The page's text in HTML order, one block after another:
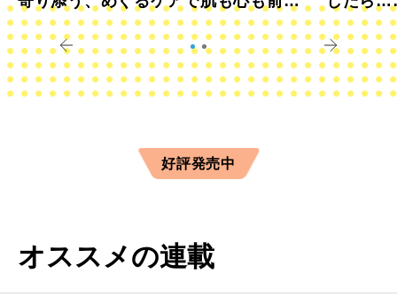
きに
すか？
好評発売中
オススメの連載